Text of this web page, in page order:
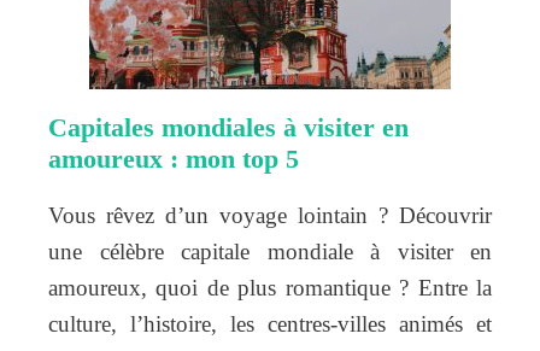
Capitales mondiales à visiter en
amoureux : mon top 5
Vous rêvez d’un voyage lointain ? Découvrir
une célèbre capitale mondiale à visiter en
amoureux, quoi de plus romantique ? Entre la
culture, l’histoire, les centres-villes animés et